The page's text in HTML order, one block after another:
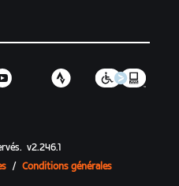
v2.246.1
/ Conditions générales